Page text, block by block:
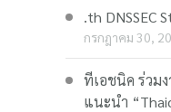
.th DNSSEC
กรกฎาคม 30,
ทีเอชนิค ร่วม
แนะนำ